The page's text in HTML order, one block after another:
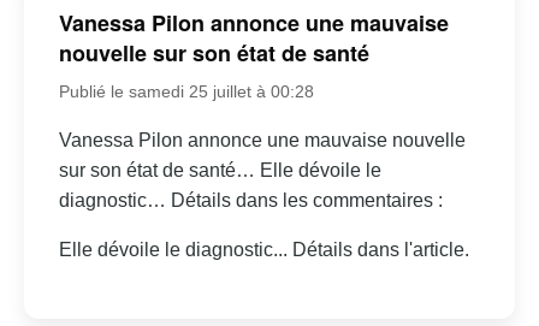
Vanessa Pilon annonce une mauvaise
nouvelle sur son état de santé
Publié le samedi 25 juillet à 00:28
Vanessa Pilon annonce une mauvaise nouvelle
sur son état de santé… Elle dévoile le
diagnostic… Détails dans les commentaires :
Elle dévoile le diagnostic... Détails dans l'article.